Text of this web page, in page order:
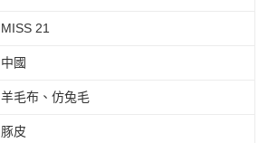
MISS 21
中國
羊毛布、仿兔毛
豚皮